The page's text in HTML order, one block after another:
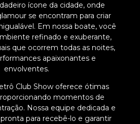
ícone da cidade, onde
se encontram para criar
Em nossa boate, você
refinado e exuberante,
que ocorrem todas as noites,
apaixonantes e
envolventes.
Club Show oferece ótimas
momentos de
Nossa equipe dedicada e
para recebê-lo e garantir